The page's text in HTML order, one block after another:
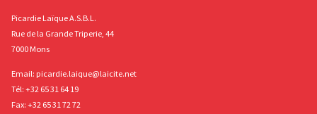
Picardie Laïque A.S.B.L.
Rue de la Grande Triperie, 44
7000 Mons
Email: picardie.laique@laicite.net
Tél: +32 65 31 64 19
Fax: +32 65 31 72 72